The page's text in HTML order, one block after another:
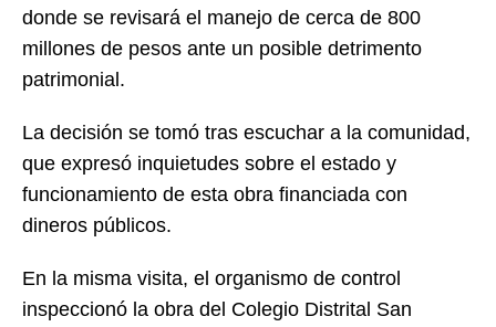
donde se revisará el manejo de cerca de 800
millones de pesos ante un posible detrimento
patrimonial.
La decisión se tomó tras escuchar a la comunidad,
que expresó inquietudes sobre el estado y
funcionamiento de esta obra financiada con
dineros públicos.
En la misma visita, el organismo de control
inspeccionó la obra del Colegio Distrital San